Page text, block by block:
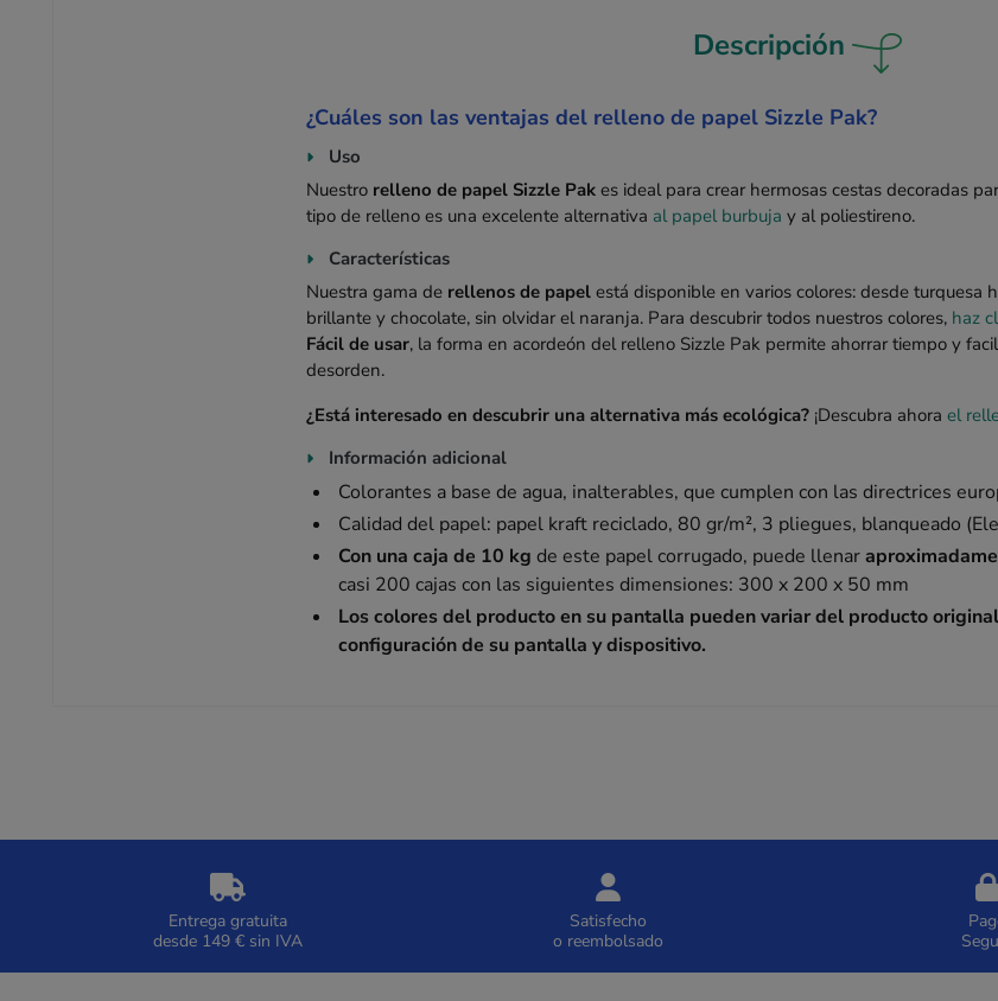
Descripción
¿Cuáles son las ventajas del relleno de papel Sizzle Pak?
Uso
Nuestro relleno de papel Sizzle Pak es ideal para crear hermosas cestas decoradas
tipo de relleno es una excelente alternativa al papel burbuja y al poliestireno.
Características
Nuestra gama de rellenos de papel está disponible en varios colores: desde turquesa
brillante y chocolate, sin olvidar el naranja. Para descubrir todos nuestros colores, haz
Fácil de usar, la forma en acordeón del relleno Sizzle Pak permite ahorrar tiempo y
desorden.
¿Está interesado en descubrir una alternativa más ecológica? ¡Descubra ahorael
Información adicional
Colorantes a base de agua, inalterables, que cumplen con las directrices
Calidad del papel: papel kraft reciclado, 80 gr/m², 3 pliegues, blanqueado
Con una caja de 10 kg de este papel corrugado, puede llenar
casi 200 cajas con las siguientes dimensiones: 300 x 200 x 50 mm
Los colores del producto en su pantalla pueden variar del producto
configuración de su pantalla y dispositivo.
Entrega gratuita
desde 149 € sin IVA
Satisfecho
o reembolsado